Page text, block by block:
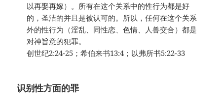
以再娶再嫁）。所有在这个关系中的性行为都是好
的，圣洁的并且是被认可的。所以，任何在这个关系
外的性行为（淫乱、同性恋、色情、人兽交合）都是
对神旨意的犯罪。
创世纪2:24-25；希伯来书13:4；以弗所书5:22-33
识别性方面的罪